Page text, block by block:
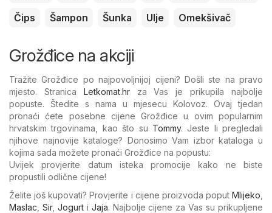
Čips
Šampon Šunka Ulje Omekšivač
Grožđice na akciji
Tražite Grožđice po najpovoljnijoj cijeni? Došli ste na pravo
mjesto. Stranica Letkomat.hrza Vas je prikupila najbolje
popuste. Štedite s nama u mjesecu Kolovoz. Ovaj tjedan
pronaći ćete posebne cijene Grožđice u ovim popularnim
hrvatskim trgovinama, kao što su Tommy. Jeste li pregledali
njihove najnovije kataloge? Donosimo Vam izbor kataloga u
kojima sada možete pronaći Grožđice na popustu:
Uvijek provjerite datum isteka promocije kako ne biste
propustili odlične cijene!
Želite još kupovati? Provjerite i cijene proizvoda poput Mlijeko
Maslac Sir, Jogurti Jaja. Najbolje cijene za Vas su prikupljene